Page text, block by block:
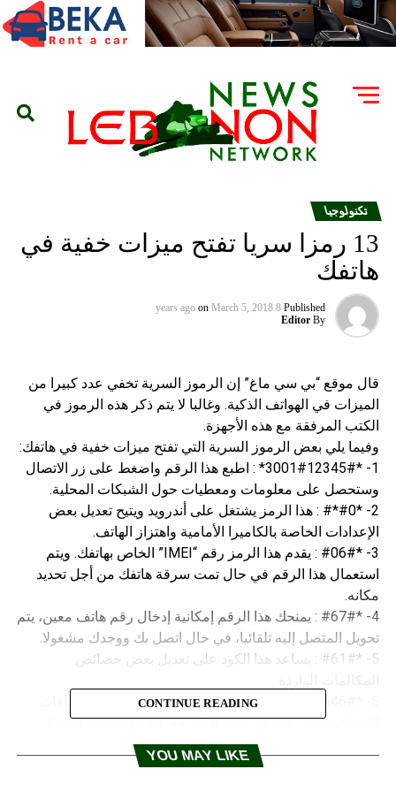
تكنولوجيا
13 رمزا سريا تفتح ميزات خفية في
هاتفك
Published
8 years ago
on March 5, 2018
By
Editor
قال موقع “بي سي ماغ” إن الرموز السرية تخفي عدد كبيرا من
الميزات في الهواتف الذكية. وغالبا لا يتم ذكر هذه الرموز في
الكتب المرفقة مع هذه الأجهزة.
وفيما يلي بعض الرموز السرية التي تفتح ميزات خفية في هاتفك:
1- *3001#12345#* : اطبع هذا الرقم واضغط على زر الاتصال
وستحصل على معلومات ومعطيات حول الشبكات المحلية.
2- *#0*# : هذا الرمز يشتغل على أندرويد ويتيح تعديل بعض
الإعدادات الخاصة بالكاميرا الأمامية واهتزاز الهاتف.
3- *#06# : يقدم هذا الرمز رقم “IMEI” الخاص بهاتفك. ويتم
استعمال هذا الرقم في حال تمت سرقة هاتفك من أجل تحديد
مكانه.
4- *#67# : يمنحك هذا الرقم إمكانية إدخال رقم هاتف معين، يتم
تحويل المتصل إليه تلقائيا، في حال اتصل بك ووجدك مشغولا.
5- *#61# : يساعد هذا الكود على تعديل بعض خصائص
6- *646# : يشتغل الكود في حال كنت قد فعلت إحدى باقات
الاتصالات على جهازك. ويتيح الكود معرفة عدد دقائق الاتصال
7- *225# : يستخدم في نفس الحالة السابقة لمعرفة قيمة
CONTINUE READING
YOU MAY LIKE